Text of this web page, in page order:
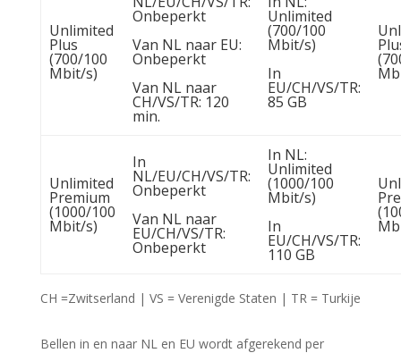
Unlimited
Plus
(700/100
Mbit/s)
Onbeperkt
Van NL naar EU:
Onbeperkt
Van NL naar
CH/VS/TR: 120
min.
Unlimited
(700/100
Mbit/s)
In
EU/CH/VS/TR:
85 GB
Unlimited
Premium
(1000/100
Mbit/s)
In
NL/EU/CH/VS/TR:
Onbeperkt
Van NL naar
EU/CH/VS/TR:
Onbeperkt
In NL:
Unlimited
(1000/100
Mbit/s)
In
EU/CH/VS/TR:
110 GB
CH =Zwitserland | VS = Verenigde Staten | TR = Turkije
Bellen in en naar NL en EU wordt afgerekend per